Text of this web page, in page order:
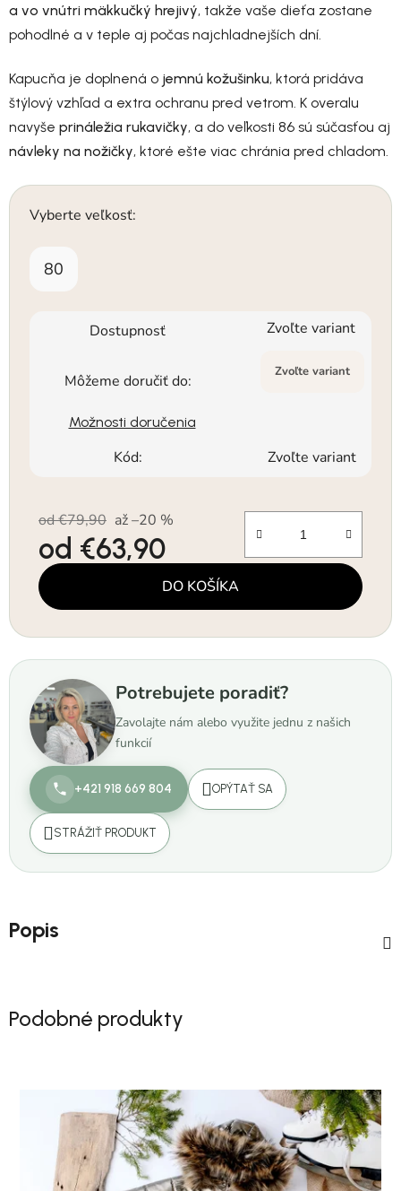
a vo vnútri mäkkučký hrejivý, takže vaše dieťa zostane
pohodlné a v teple aj počas najchladnejších dní.
Kapucňa je doplnená o jemnú kožušinku, ktorá pridáva
štýlový vzhľad a extra ochranu pred vetrom. K overalu
navyše prináležia rukavičky, a do veľkosti 86 sú súčasťou aj
návleky na nožičky, ktoré ešte viac chránia pred chladom.
Vyberte veľkosť:
80
Dostupnosť Zvoľte variant
Môžeme doručiť do: Zvoľte variant
Možnosti doručenia
Kód: Zvoľte variant
od €79,90 až –20 %
od €63,90
Jednotková cena: DO KOŠÍKA
Potrebujete poradiť?
Zavolajte nám alebo využite jednu z našich
funkcií
+421 918 669 804 OPÝTAŤ SA
STRÁŽIŤ PRODUKT
Popis
Podobné produkty